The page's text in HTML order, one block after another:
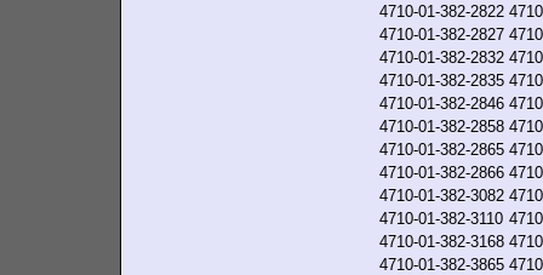
4710-01-382-2822
4710-01-382-2827
4710-01-382-2832
4710-01-382-2835
4710-01-382-2846
4710-01-382-2858
4710-01-382-2865
4710-01-382-2866
4710-01-382-3082
4710-01-382-3110
4710-01-382-3168
4710-01-382-3865